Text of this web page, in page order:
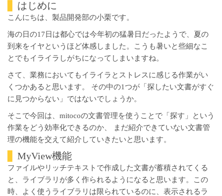
はじめに
こんにちは、製品開発部の小栗です。
海の日の17日は都心では今年初の猛暑日だったようで、夏の
到来をイヤというほど体感しました。こうも暑いと些細なこ
とでもイライラしがちになってしまいますね。
さて、業務においてもイライラとストレスに感じる作業がい
くつかあると思います。 その中の1つが「探したい文書がすぐ
に見つからない」ではないでしょうか。
そこで今回は、mitocoの文書管理を使うことで「探す」という
作業をどう効率化できるのか、 まだ紹介できていない文書管
理の機能を交えて紹介していきたいと思います。
MyView機能
ファイルやリッチテキストで作成した文書が蓄積されてくる
と、ライブラリが多く作られるようになると思います。この
時、よく使うライブラリは限られているのに、表示されるラ